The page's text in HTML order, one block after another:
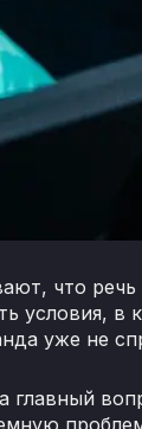
что
условия, в
уже не
главный